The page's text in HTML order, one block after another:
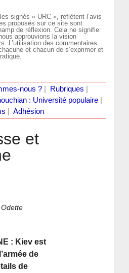
signés « URC », reflètent l’avis
proposés sur ce site sont
de réflexion. Cela ne signifie
approuvions la vision
L’utilisation des commentaires
et chacun de s’exprimer et
nous ?| Rubriques
: Université populaire
Adhésion
et
: Kiev est
de
de